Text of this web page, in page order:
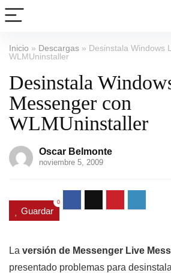
Inicio » Descargas » Desinstala Windows
WLMUninstaller
Desinstala
Messenger con
WLMUninstaller
Oscar Belmonte
noviembre 5, 2009
Guardar
0
La versión de Messenger Live
presentado problemas para